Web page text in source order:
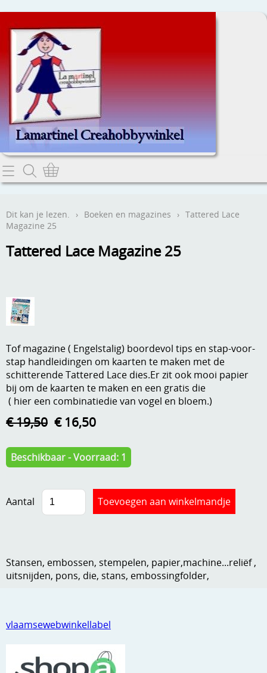
Home
Contact
Webwinkel
Aanbiedingen
Boeken en magazines
Dies om te stansen
DVD-CD
Embossen
Handige extra's
Hout , MDF, kartonmateriaal, steen
Knipvellen
Merken
Papier en karton
Verzend - en verpakkingsk
Mijn account
Info
Anders creatief
vlaamsewebwinkellabel
Dit kan je lezen. › Boeken en magazines › Tattered Lace
Magazine 25
Tattered Lace Magazine 25
Tof magazine ( Engelstalig) boordevol tips en stap-voor-
stap handleidingen om kaarten te maken met de
schitterende Tattered Lace dies.Er zit ook mooi papier
bij om de kaarten te maken en een gratis die
( hier een combinatiedie van vogel en bloem.)
€ 19,50 € 16,50
Beschikbaar - Voorraad: 1
Aantal
Stansen, embossen, stempelen, papier,machine...reliëf ,
uitsnijden, pons, die, stans, embossingfolder,